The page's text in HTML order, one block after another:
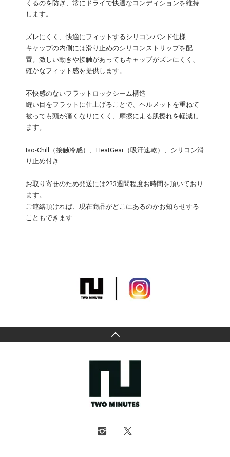
くるのを防ぎ、常にドライで快適なコンディションを維持
します。
ズレにくく、快適にフィットするシリコンバンド仕様
キャップの内側には滑り止めのシリコンストリップを配
置。激しい動きや接触があってもキャップがズレにくく、
確かなフィット感を提供します。
不快感のないフラットロックシーム構造
縫い目をフラットに仕上げることで、ヘルメットを重ねて
被っても頭が痛くなりにくく、摩擦による肌擦れを軽減し
ます。
Iso-Chill（接触冷感）、HeatGear（吸汗速乾）、シリコン滑
り止め付き
お取り寄せのため発送には2?3週間程度お時間を頂いており
ます。
ご連絡頂ければ、現在商品がどこにあるのかお知らせする
こともできます